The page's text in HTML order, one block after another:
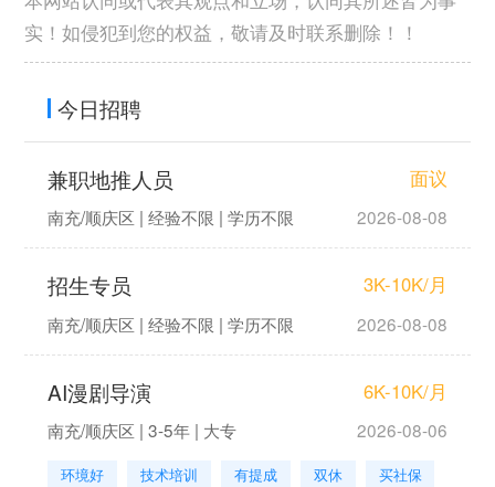
实！如侵犯到您的权益，敬请及时联系删除！！
今日招聘
兼职地推人员 面议
南充/顺庆区 | 经验不限 | 学历不限 2026-08-08
招生专员 3K-10K/月
南充/顺庆区 | 经验不限 | 学历不限 2026-08-08
AI漫剧导演 6K-10K/月
南充/顺庆区 | 3-5年 | 大专 2026-08-06
环境好 技术培训 有提成 双休 买社保